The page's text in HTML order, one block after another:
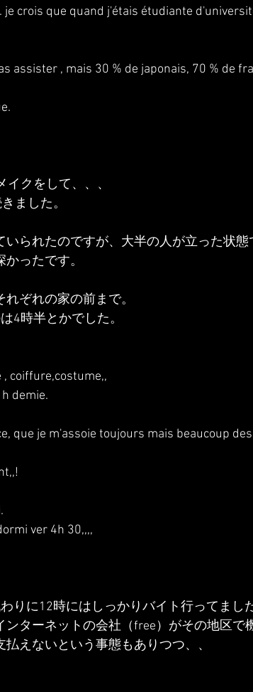
crois que quand j'étais étudiante
assister , mais 30 % de japonais, 70 % de
クをして、、、
ました。
られたのですが、大半の人が立った状態
ったです。
ぞれの家の前まで。
4時半とかでした。
coiffure,costume,,
demie.
que je m'assoie toujours mais beaucoup
ver 4h 30,,,,
りに12時にはしっかりバイト行ってました
ターネットの会社（free）がその地区で
えないという事態もありつつ、、